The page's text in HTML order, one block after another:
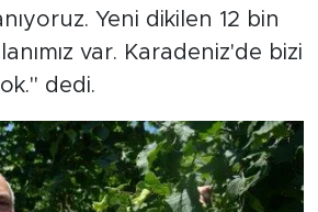
Yeni dikilen 12 bin
var. Karadeniz'de bizi
dedi.